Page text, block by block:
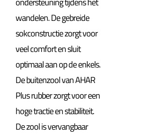
wandelen. De gebreide
sokconstructie zorgt voor
veel comfort en sluit
optimaal aan op de enkels.
De buitenzool van AHAR
Plus rubber zorgt voor een
hoge tractie en stabiliteit.
De zool is vervangbaar